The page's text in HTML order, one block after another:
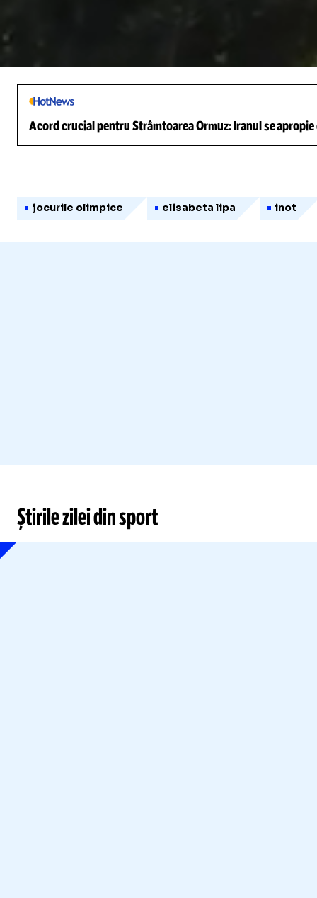
Acord crucial pentru Strâmtoarea Ormuz: Iranul se
jocurile olimpice elisabeta lipa inot
Știrile zilei din sport